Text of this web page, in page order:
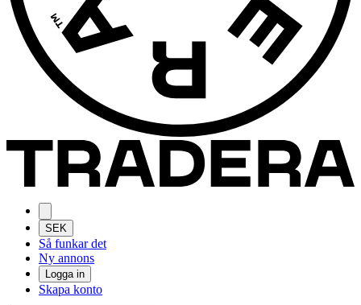
SEK
Så funkar det
Ny annons
Logga in
Skapa konto